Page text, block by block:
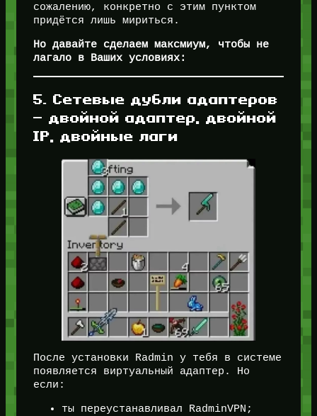
сожалению, конкретно с этим пунктом
придётся лишь мириться.
Но давайте сделаем максмиум, чтобы не
лагало в Ваших условиях:
5. Сетевые дубли адаптеров
— двойной адаптер, двойной
IP, двойные лаги
После установки Radmin у тебя в системе
появляется виртуальный адаптер. Но
если:
ты переустанавливал RadminVPN;